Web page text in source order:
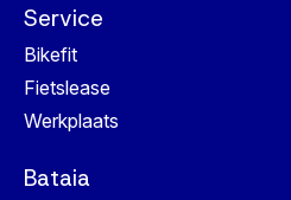
Service
Bikefit
Fietslease
Werkplaats
Bataia